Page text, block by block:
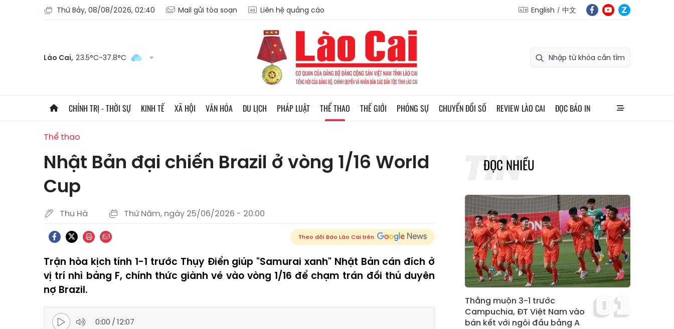
Thứ Bảy, 08/08/2026, 02:40 Mail gửi tòa soạn Liên hệ quảng cáo English 中文
Lào Cai, 23.5°C-37.8°C
CHÍNH TRỊ - THỜI SỰ KINH TẾ XÃ HỘI VĂN HÓA DU LỊCH PHÁP LUẬT THỂ THAO THẾ GIỚI PHÓNG SỰ CHUYỂN ĐỔI SỐ REVIEW LÀO CAI ĐỌC BÁO IN
Thể thao
Nhật Bản đại chiến Brazil ở vòng 1/16 World
Cup
Thu Hà Thứ Năm, ngày 25/06/2026 - 20:00
Theo dõi Báo Lào Cai trên
Trận hòa kịch tính 1-1 trước Thụy Điển giúp "Samurai xanh" Nhật Bản cán đích ở
vị trí nhì bảng F, chính thức giành vé vào vòng 1/16 để chạm trán đối thủ duyên
nợ Brazil.
0:00 /12:07
ĐỌC NHIỀU
Thắng muộn 3-1 trước
Campuchia, ĐT Việt Nam vào
bán kết với ngôi đầu bảng A